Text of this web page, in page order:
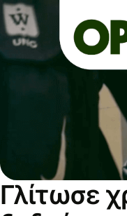
Γλίτωσε